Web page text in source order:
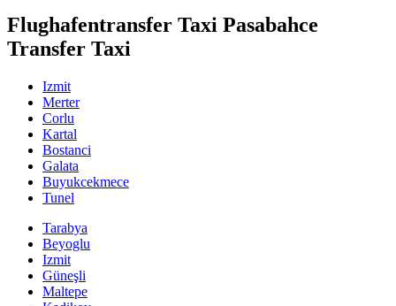
Flughafentransfer Taxi Pasabahce
Transfer Taxi
Izmit
Merter
Corlu
Kartal
Bostanci
Galata
Buyukcekmece
Tunel
Tarabya
Beyoglu
Izmit
Güneşli
Maltepe